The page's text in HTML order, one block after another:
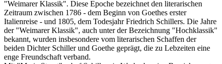
"Weimarer Klassik". Diese Epoche bezeichnet den literarischen
Zeitraum zwischen 1786 - dem Beginn von Goethes erster
Italienreise - und 1805, dem Todesjahr Friedrich Schillers. Die Jahre
der "Weimarer Klassik", auch unter der Bezeichnung "Hochklassik"
bekannt, wurden insbesondere vom literarischen Schaffen der
beiden Dichter Schiller und Goethe geprägt, die zu Lebzeiten eine
enge Freundschaft verband.